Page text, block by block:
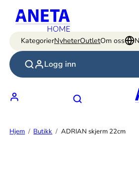
Hopp
innhold
KategorierNyheterOutletOm oss
Logg inn
Hjem Butikk ADRIAN skjerm 22cm